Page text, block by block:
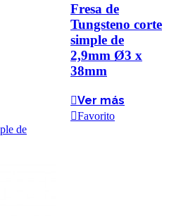
Fresa de
Tungsteno corte
simple de
2,9mm Ø3 x
38mm
Ver más
Favorito